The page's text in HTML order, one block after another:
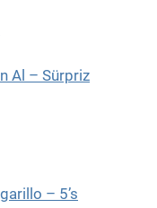
Al – Sürpriz
– 5’s